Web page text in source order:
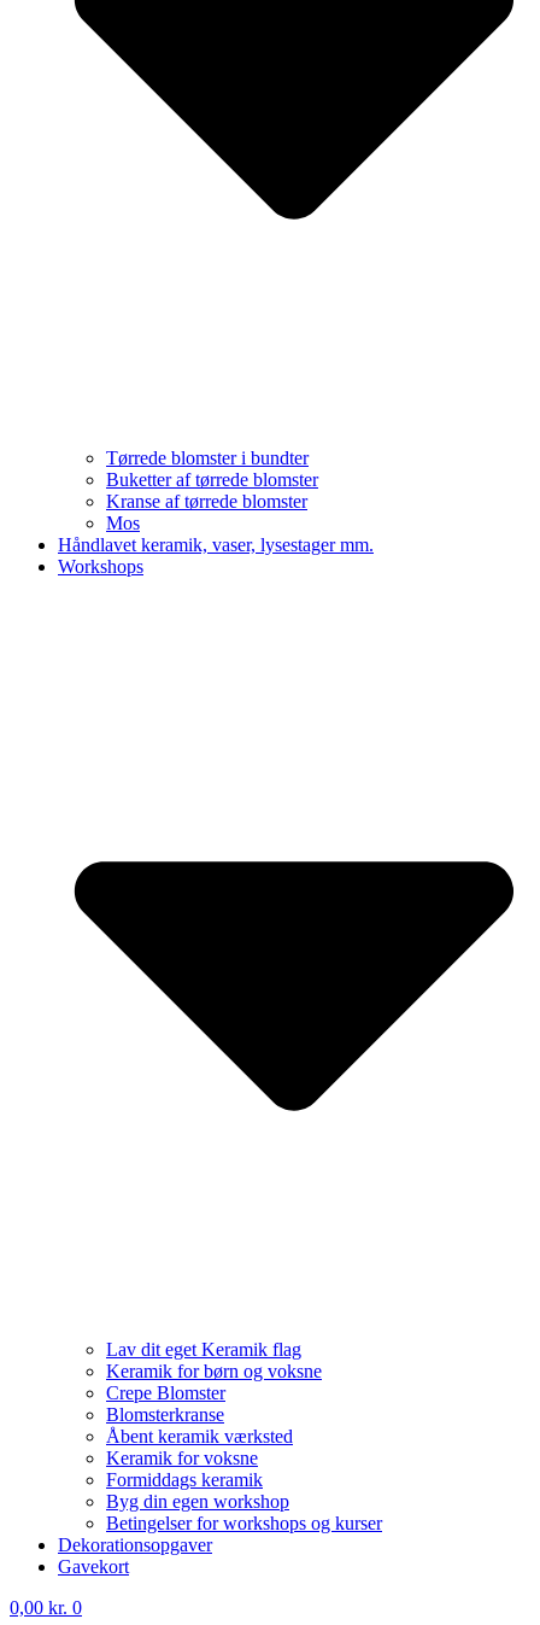
Tørrede blomster i bundter
Buketter af tørrede blomster
Kranse af tørrede blomster
Mos
Håndlavet keramik, vaser, lysestager mm.
Workshops
Lav dit eget Keramik flag
Keramik for børn og voksne
Crepe Blomster
Blomsterkranse
Åbent keramik værksted
Keramik for voksne
Formiddags keramik
Byg din egen workshop
Betingelser for workshops og kurser
Dekorationsopgaver
Gavekort
0,00 kr. 0